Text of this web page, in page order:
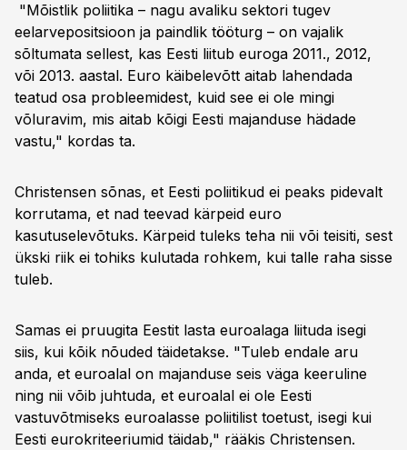
"Mõistlik poliitika – nagu avaliku sektori tugev
eelarvepositsioon ja paindlik tööturg – on vajalik
sõltumata sellest, kas Eesti liitub euroga 2011., 2012,
või 2013. aastal. Euro käibelevõtt aitab lahendada
teatud osa probleemidest, kuid see ei ole mingi
võluravim, mis aitab kõigi Eesti majanduse hädade
vastu," kordas ta.
Christensen sõnas, et Eesti poliitikud ei peaks pidevalt
korrutama, et nad teevad kärpeid euro
kasutuselevõtuks. Kärpeid tuleks teha nii või teisiti, sest
ükski riik ei tohiks kulutada rohkem, kui talle raha sisse
tuleb.
Samas ei pruugita Eestit lasta euroalaga liituda isegi
siis, kui kõik nõuded täidetakse. "Tuleb endale aru
anda, et euroalal on majanduse seis väga keeruline
ning nii võib juhtuda, et euroalal ei ole Eesti
vastuvõtmiseks euroalasse poliitilist toetust, isegi kui
Eesti eurokriteeriumid täidab," rääkis Christensen.